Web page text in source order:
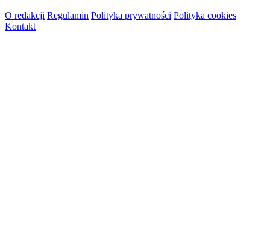
O redakcji Regulamin Polityka prywatności Polityka cookies
Kontakt